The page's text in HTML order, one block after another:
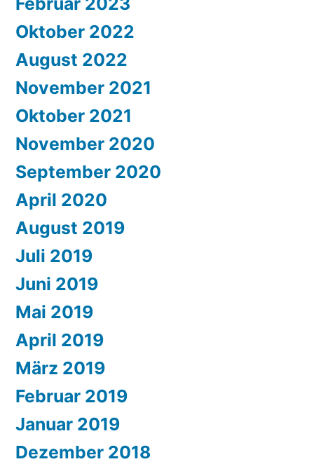
Oktober 2022
August 2022
November 2021
Oktober 2021
November 2020
September 2020
April 2020
August 2019
Juli 2019
Juni 2019
Mai 2019
April 2019
März 2019
Februar 2019
Januar 2019
Dezember 2018